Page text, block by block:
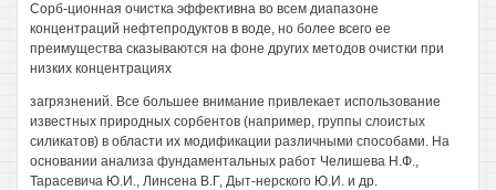
Сорб-ционная очистка эффективна во всем диапазоне
концентраций нефтепродуктов в воде, но более всего ее
преимущества сказываются на фоне других методов очистки при
низких концентрациях
загрязнений. Все большее внимание привлекает использование
известных природных сорбентов (например, группы слоистых
силикатов) в области их модификации различными способами. На
основании анализа фундаментальных работ Челишева Н.Ф.,
Тарасевича Ю.И., Линсена В.Г, Дыт-нерского Ю.И. и др.